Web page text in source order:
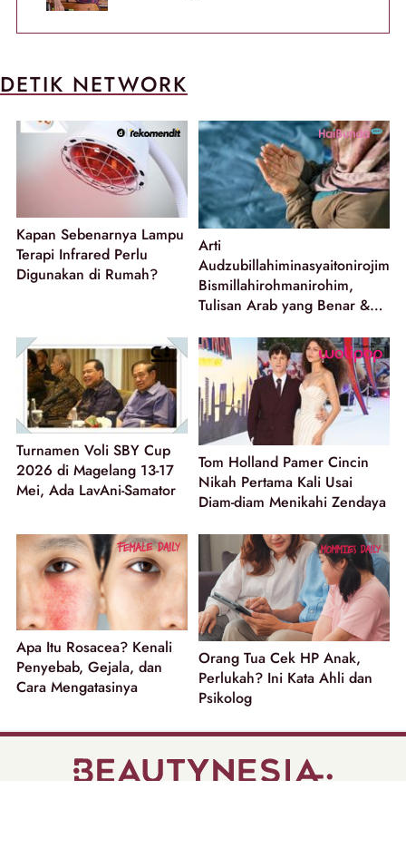
DETIK NETWORK
Kapan Sebenarnya Lampu
Terapi Infrared Perlu
Digunakan di Rumah?
Arti
Audzubillahiminasyaitonirojim
Bismillahirohmanirohim,
Tulisan Arab yang Benar &
Turnamen Voli SBY Cup
2026 di Magelang 13-17
Mei, Ada LavAni-Samator
Tom Holland Pamer Cincin
Nikah Pertama Kali Usai
Diam-diam Menikahi Zendaya
Apa Itu Rosacea? Kenali
Penyebab, Gejala, dan
Cara Mengatasinya
Orang Tua Cek HP Anak,
Perlukah? Ini Kata Ahli dan
Psikolog